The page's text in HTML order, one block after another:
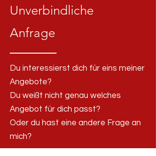
Unverbindliche
Anfrage
Du interessierst dich für eins meiner
Angebote?
Du weißt nicht genau welches
Angebot für dich passt?
Oder du hast eine andere Frage an
mich?